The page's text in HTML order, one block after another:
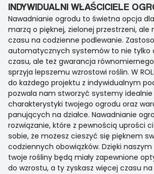
INDYWIDUALNI WŁAŚCICIELE
Nawadnianie ogrodu to świetna opcja
marzą o pięknej, zielonej przestrzeni,
czasu na codzienne podlewanie.
automatycznych systemów to nie tylko
czasu, ale też gwarancja
sprzyja lepszemu wzrostowi roślin. W
do każdego projektu z indywidualnym
pozwala nam stworzyć systemy
charakterystyki twojego ogrodu oraz
panujących na działce. Nawadnianie
rozwiązanie, które z pewnością uprości
sobie, że możesz cieszyć się pięknem
codziennych obowiązków. Dzięki
twoje rośliny będą miały zapewnione
do wzrostu, a ty zyskasz więcej czasu